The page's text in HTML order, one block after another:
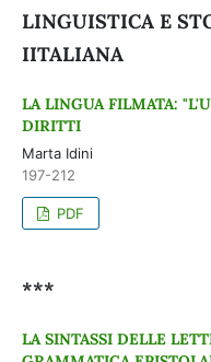
LINGUISTICA E
IITALIANA
LA LINGUA FILMATA:
DIRITTI
Marta Idini
197-212
PDF
***
LA SINTASSI DELLE